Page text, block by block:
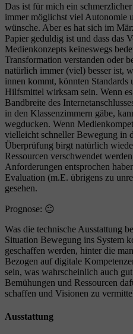
Das ist für mich ein
immer möglichst viel Autonomie
wünsche. Aber es hat sich im
Papier geduldig ist und dass das
Medienkonzepts keineswegs
Transformation verstanden oder
natürlich immer (viel) besser ist,
innen kommt, könnten Standards
Hilfsmittel wirksam sein. Wenn
Bandbreite des
in den Klassenzimmern gäbe,
wegducken. Wenn
vielleicht schneller Bewegung in
Überprüfung birgt natürlich
Ressourcen verschwendet
Anforderungen entsprochen
Evaluation (m.E. übrigens zu
gesehen.
Prognose: 😐
Was die technische Ausstattung
Situation Bewegung ins System
geschaffen werden, hinter die
Bezogen auf digitale
sein, was wahrscheinlich auch
Bemühungen und Ressourcen
schaffen und Visionen zu
Ausstattung